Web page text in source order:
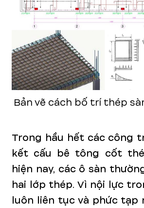
Bản vẽ cách bố trí thép
Trong hầu hết các công
kết cấu bê tông cốt
hiện nay, các ô sàn
hai lớp thép. Vì nội lực
luôn liên tục và phức tạp